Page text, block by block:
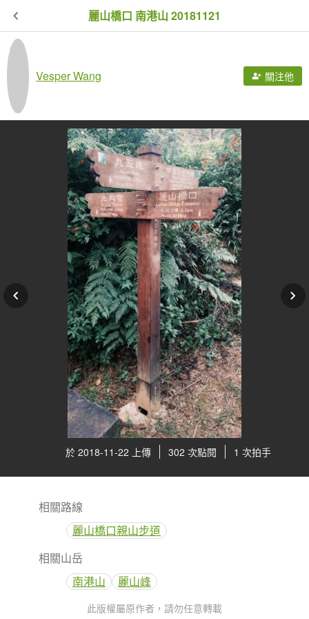
麗山橋口 南港山 20181121
Vesper Wang 關注他
於 2018-11-22 上傳 302 次點閱 1 次拍手
相關路線
麗山橋口親山步道
相關山岳
南港山
麗山峰
此版權屬原作者，請勿任意轉載